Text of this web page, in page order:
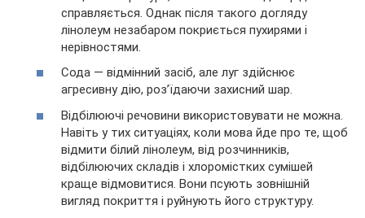
справляється. Однак після такого догляду
лінолеум незабаром покриється пухирями і
нерівностями.
Сода — відмінний засіб, але луг здійснює
агресивну дію, роз’їдаючи захисний шар.
Відбілюючі речовини використовувати не можна.
Навіть у тих ситуаціях, коли мова йде про те, щоб
відмити білий лінолеум, від розчинників,
відбілюючих складів і хлоромістких сумішей
краще відмовитися. Вони псують зовнішній
вигляд покриття і руйнують його структуру.